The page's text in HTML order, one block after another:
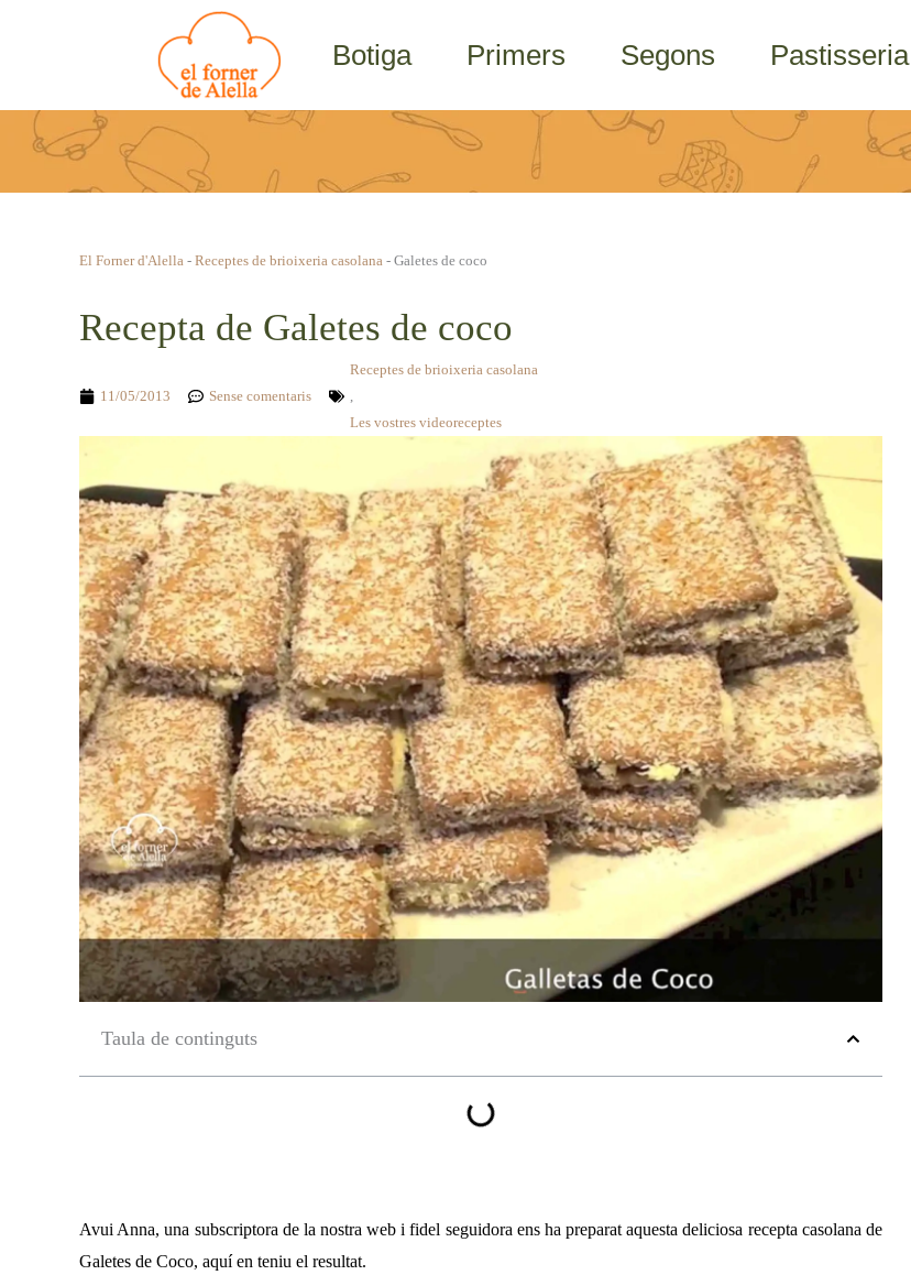
Botiga Primers Segons Pastisseria
El Forner d'Alella - Receptes de brioixeria casolana - Galetes de coco
Recepta de Galetes de coco
11/05/2013 Sense comentaris
Receptes de brioixeria casolana
Les vostres videoreceptes
Taula de continguts
Avui Anna, una subscriptora de la nostra web i fidel seguidora ens ha preparat aquesta deliciosa recepta casolana de
Galetes de Coco, aquí en teniu el resultat.